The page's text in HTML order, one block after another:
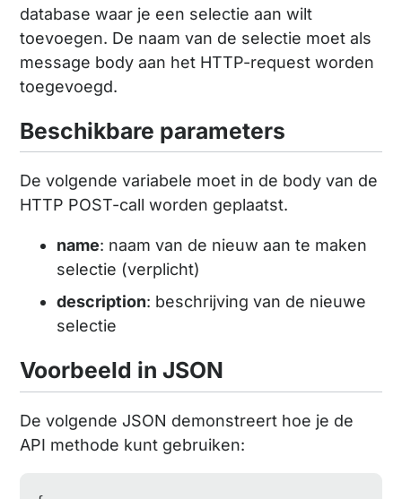
database waar je een selectie aan wilt
toevoegen. De naam van de selectie moet als
message body aan het HTTP-request worden
toegevoegd.
Beschikbare parameters
De volgende variabele moet in de body van de
HTTP POST-call worden geplaatst.
name: naam van de nieuw aan te maken
selectie (verplicht)
description: beschrijving van de nieuwe
selectie
Voorbeeld in JSON
De volgende JSON demonstreert hoe je de
API methode kunt gebruiken: